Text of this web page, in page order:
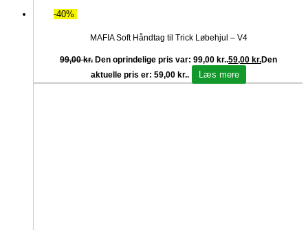
-40%
MAFIA Soft Håndtag til Trick Løbehjul – V4
99,00kr. Den oprindelige pris var: 99,00 kr..59,00 kr.Den
aktuelle pris er: 59,00 kr..
Læs mere